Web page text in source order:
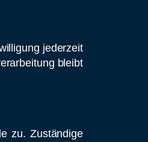
jederzeit
bleibt
zu. Zuständige